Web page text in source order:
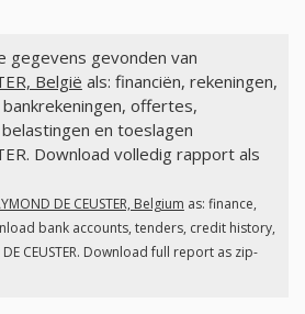
gegevens gevonden van
België als: financiën, rekeningen,
offertes,
en toeslagen
Download volledig rapport als
DE CEUSTER, Belgium as: finance,
bank accounts, tenders, credit history,
CEUSTER. Download full report as zip-